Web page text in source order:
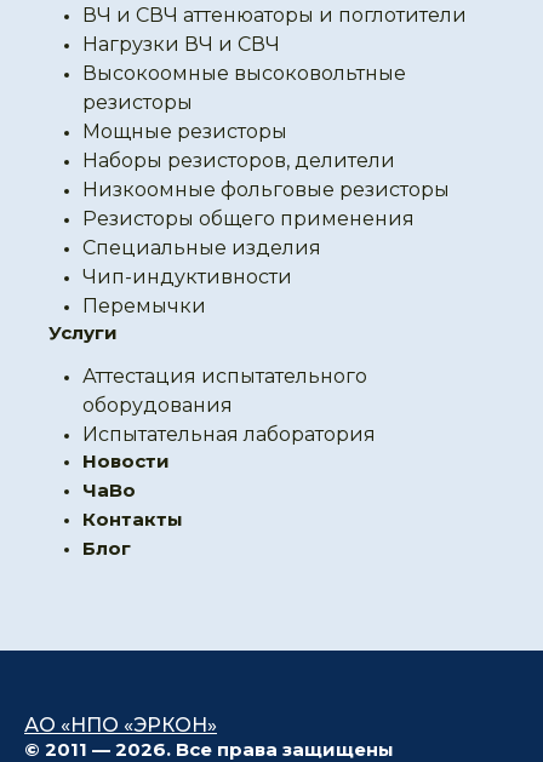
ВЧ и СВЧ аттенюаторы и поглотители
Нагрузки ВЧ и СВЧ
Высокоомные высоковольтные
резисторы
Мощные резисторы
Наборы резисторов, делители
Низкоомные фольговые резисторы
Резисторы общего применения
Специальные изделия
Чип-индуктивности
Перемычки
Услуги
Аттестация испытательного
оборудования
Испытательная лаборатория
Новости
ЧаВо
Контакты
Блог
АО «НПО «ЭРКОН»
© 2011 — 2026. Все права защищены